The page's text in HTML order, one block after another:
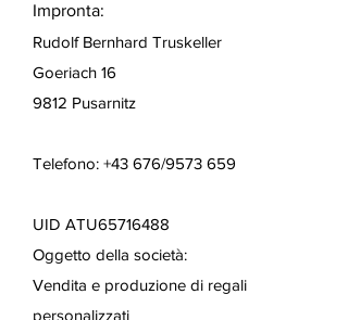
Impronta:
Rudolf Bernhard Truskeller
Goeriach 16
9812 Pusarnitz
Telefono: +43 676/9573 659
UID ATU65716488
Oggetto della società:
Vendita e produzione di regali
personalizzati